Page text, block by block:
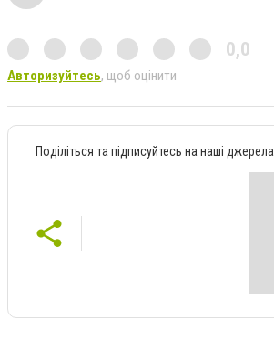
0,0
Авторизуйтесь, щоб оцінити
Поділіться та підписуйтесь на наші джерела